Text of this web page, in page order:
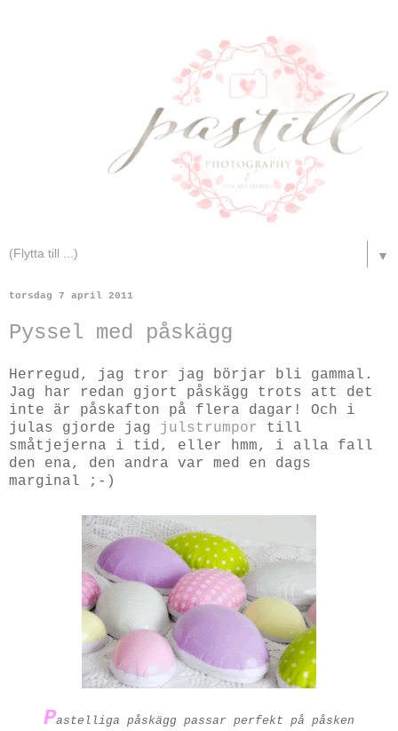
▼
torsdag 7 april 2011
Pyssel med påskägg
Herregud, jag tror jag börjar bli gammal.
Jag har redan gjort påskägg trots att det
inte är påskafton på flera dagar! Och i
julas gjorde jag
julstrumpor
till
småtjejerna i tid, eller hmm, i alla fall
den ena, den andra var med en dags
marginal ;-)
Pastelliga påskägg passar perfekt på påsken